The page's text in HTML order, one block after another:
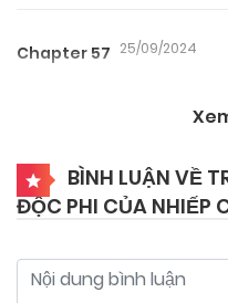
Chapter 57 25/09/2024
25/09/2024
Chapter 55 25/09/2024
Chapter 54 25/09/2024
BÌNH LUẬN VỀ
ĐỘC PHI CỦA NHIẾP